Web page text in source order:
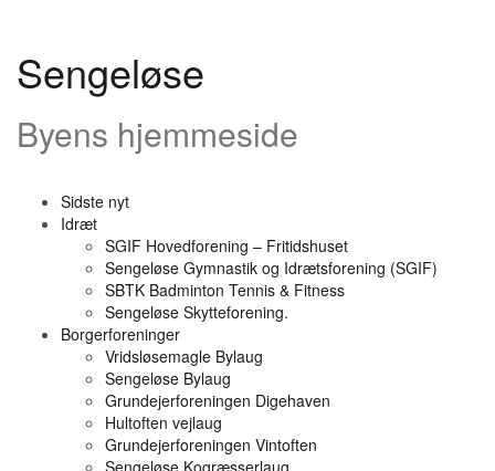
indholdSengeløse
Byens hjemmeside
Sidste nyt
Idræt
SGIF Hovedforening – Fritidshuset
Sengeløse Gymnastik og Idrætsforening (SGIF)
SBTK Badminton Tennis & Fitness
Sengeløse Skytteforening.
Borgerforeninger
Vridsløsemagle Bylaug
Sengeløse Bylaug
Grundejerforeningen Digehaven
Hultoften vejlaug
Grundejerforeningen Vintoften
Sengeløse Kogræsserlaug